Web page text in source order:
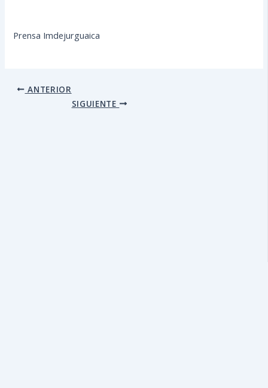
Prensa Imdejurguaica
ANTERIOR
SIGUIENTE